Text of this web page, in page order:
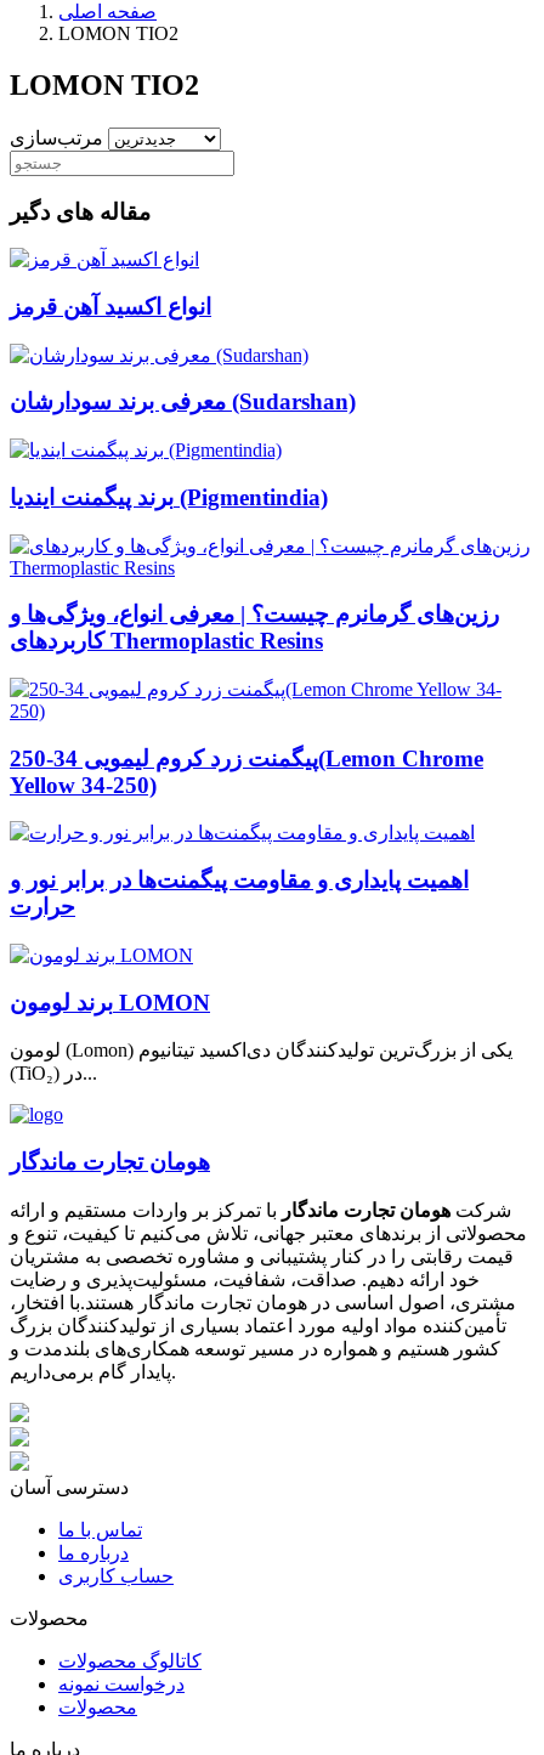
صفحه اصلی
LOMON TIO2
LOMON TIO2
مرتب‌سازی
مقاله های دگیر
انواع اکسید آهن قرمز
معرفی برند سودارشان (Sudarshan)
برند پیگمنت ایندیا (Pigmentindia)
رزین‌های گرمانرم چیست؟ | معرفی انواع، ویژگی‌ها و
کاربردهای Thermoplastic Resins
پیگمنت زرد کروم لیمویی 34-250(Lemon Chrome
Yellow 34-250)
اهمیت پایداری و مقاومت پیگمنت‌ها در برابر نور و
حرارت
برند لومون LOMON
لومون (Lomon) یکی از بزرگ‌ترین تولیدکنندگان دی‌اکسید تیتانیوم
(TiO₂) در...
هومان تجارت ماندگار
شرکت هومان تجارت ماندگار با تمرکز بر واردات مستقیم و ارائه
محصولاتی از برندهای معتبر جهانی، تلاش می‌کنیم تا کیفیت، تنوع و
قیمت رقابتی را در کنار پشتیبانی و مشاوره تخصصی به مشتریان
خود ارائه دهیم. صداقت، شفافیت، مسئولیت‌پذیری و رضایت
مشتری، اصول اساسی در هومان تجارت ماندگار هستند.با افتخار،
تأمین‌کننده مواد اولیه مورد اعتماد بسیاری از تولیدکنندگان بزرگ
کشور هستیم و همواره در مسیر توسعه همکاری‌های بلندمدت و
پایدار گام برمی‌داریم.
دسترسی آسان
تماس با ما
درباره ما
حساب کاربری
محصولات
کاتالوگ محصولات
درخواست نمونه
محصولات
درباره ما